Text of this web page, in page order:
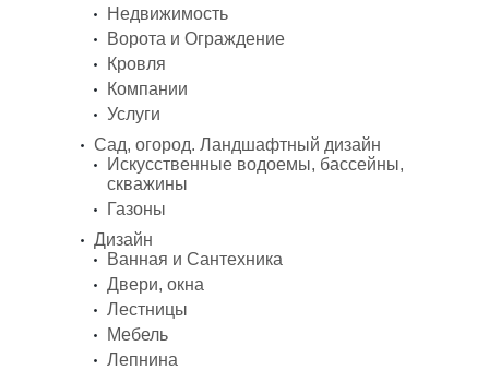
Недвижимость
Ворота и Ограждение
Кровля
Компании
Услуги
Сад, огород. Ландшафтный дизайн
Искусственные водоемы, бассейны,
скважины
Газоны
Дизайн
Ванная и Сантехника
Двери, окна
Лестницы
Мебель
Лепнина